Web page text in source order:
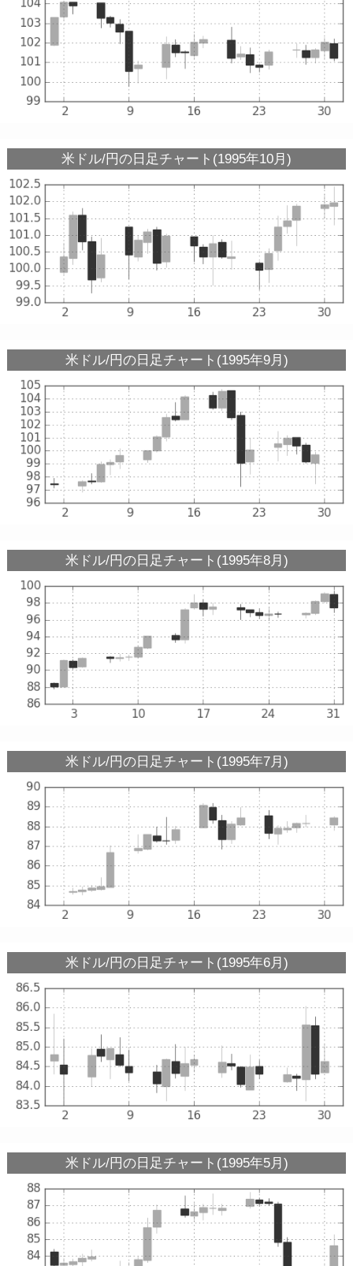
米ドル/円の日足チャート(1995年10月)
米ドル/円の日足チャート(1995年9月)
米ドル/円の日足チャート(1995年8月)
米ドル/円の日足チャート(1995年7月)
米ドル/円の日足チャート(1995年6月)
米ドル/円の日足チャート(1995年5月)